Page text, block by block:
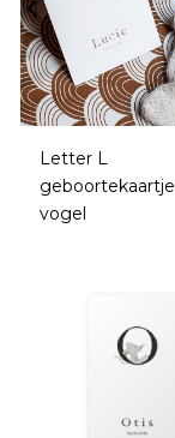
Letter L
geboortekaartje
vogel